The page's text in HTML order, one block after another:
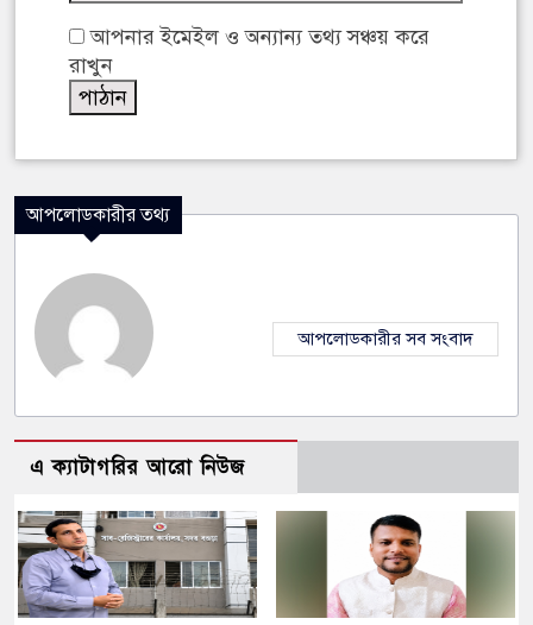
আপনার ইমেইল ও অন্যান্য তথ্য সঞ্চয় করে
রাখুন
আপলোডকারীর তথ্য
আপলোডকারীর সব সংবাদ
এ ক্যাটাগরির আরো নিউজ